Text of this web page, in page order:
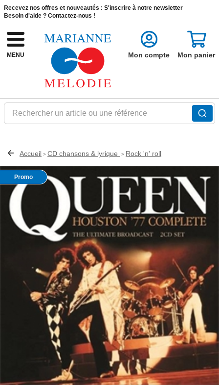
Recevez nos offres et nouveautés : S'inscrire à notre newsletter
Besoin d'aide ? Contactez-nous !
MENU
Rechercher un article ou une référence
Mon compte Mon panier
Accueil > CD chansons & lyrique > Rock 'n' roll
Promo